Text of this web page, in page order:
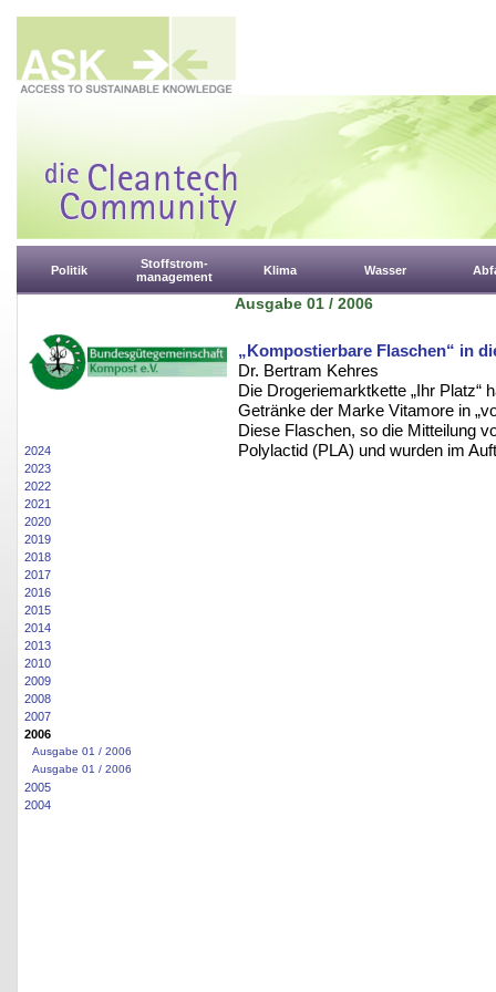
Politik
Stoffstrom-
management
Klima Wasser
2024
2023
2022
2021
2020
2019
2018
2017
2016
2015
2014
2013
2010
2009
2008
2007
2006
Ausgabe 01 / 2006
Ausgabe 01 / 2006
2005
2004
Ausgabe 01 / 2006
„Kompostierbare Flaschen“ in
Dr. Bertram Kehres
Die Drogeriemarktkette „Ihr Platz“
Getränke der Marke Vitamore in
Diese Flaschen, so die Mitteilung
Polylactid (PLA) und wurden im